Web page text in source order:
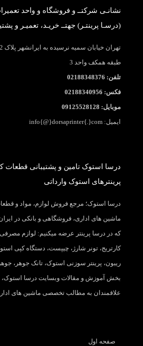
نشانـی شرکتــ و فروشگاه و واحد
(درسـا پرینتـر) جهتــ خریـد، تعمیـر و
طبقه همکف واحد 3
تلفن: 02188348376
فکس: 02188340956
موبایل: 09125528128
ایمیل: info{@}dorsaprinter{.}com
درسا استوک تامین و پشتیبانی قطعات
پرینترهای استوک وارداتی
درسا استوک؛ مرجع فروش لوازم، مواد و
ماشین های اداری، فروشگاهی و بانکی در
که در درسا پرینتر عرضه میکنیم: لوازم
کارتریج، تونر شارژ، چیپست، دستگاه کپی
ریبون، پرینتر سوزنی استوک، تانک جوهر،
بخش آموزش و مقالات وبسایت درسا استوک،
علاقمندان به مطالب تخصصی ماشین های
صفحه اول